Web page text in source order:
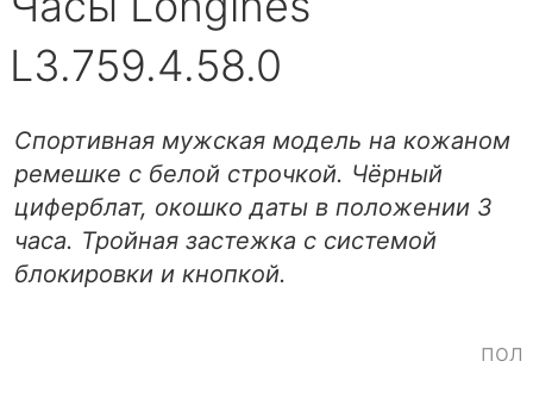
L3.759.4.58.0
Спортивная мужская модель на кожаном
ремешке с белой строчкой. Чёрный
циферблат, окошко даты в положении 3
часа. Тройная застежка с системой
блокировки и кнопкой.
пол